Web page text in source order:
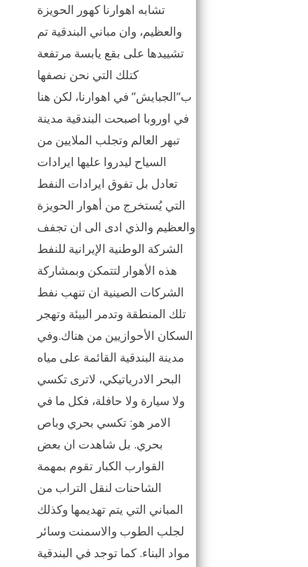
تشابه اهوارنا كهور الحويزة
والعظيم، وان مباني البندقية تم
تشييدها على بقع يابسة مرتفعة
كتلك التي نحن نصفها
ب”الجبايش” في اهوارنا، لكن هنا
في اوروبا اصبحت البندقية مدينة
تبهر العالم وتجلب الملايين من
السياح ليدروا عليها ايرادات
تعادل بل تفوق ايرادات النفط
التي يُستخرج من أهوار الحويزة
والعظيم والذي ادى الى ان تجفف
الشركة الوطنية الإيرانية للنفط
هذه الأهوار لتتمكن وبمشاركة
الشركات الصينية ان تنهب نفط
تلك المنطقة وتدمر البيئة وتهجر
السكان الأحوازيين من هناك.وفي
مدينة البندقية القائمة على مياه
البحر الادرياتيكي، لاترى تكسي
ولا سيارة ولا حافلة، فكل ما في
الامر هو: تكسي بحري وباص
بحري. بل شاهدت ان بعض
القوارب الكبار تقوم بمهمة
الشاحنات لنقل التراب من
المباني التي يتم تهديمها وكذلك
لجلب الطوب والاسمنت وسائر
مواد البناء. كما توجد في البندقية